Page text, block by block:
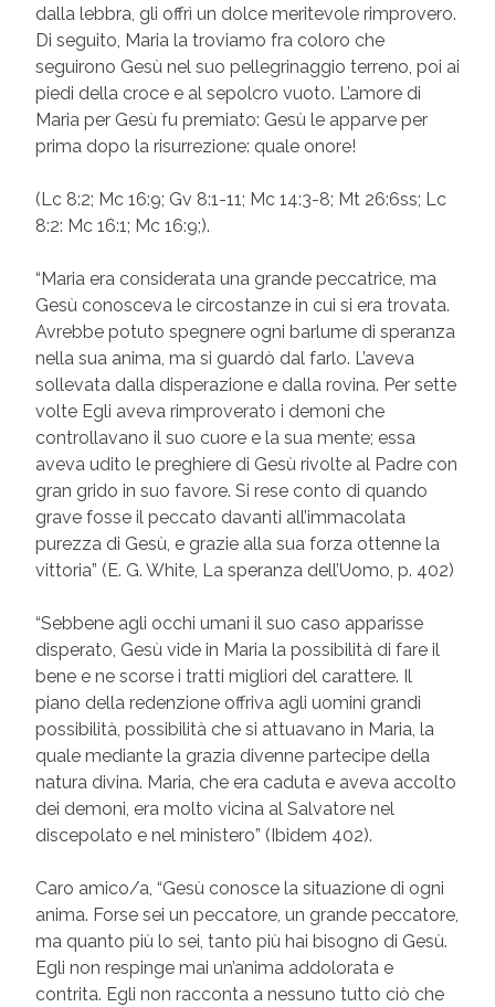
dalla lebbra, gli offrì un dolce meritevole rimprovero.
Di seguito, Maria la troviamo fra coloro che
seguirono Gesù nel suo pellegrinaggio terreno, poi ai
piedi della croce e al sepolcro vuoto. L’amore di
Maria per Gesù fu premiato: Gesù le apparve per
prima dopo la risurrezione: quale onore!
(Lc 8:2; Mc 16:9; Gv 8:1-11; Mc 14:3-8; Mt 26:6ss; Lc
8:2: Mc 16:1; Mc 16:9;).
“Maria era considerata una grande peccatrice, ma
Gesù conosceva le circostanze in cui si era trovata.
Avrebbe potuto spegnere ogni barlume di speranza
nella sua anima, ma si guardò dal farlo. L’aveva
sollevata dalla disperazione e dalla rovina. Per sette
volte Egli aveva rimproverato i demoni che
controllavano il suo cuore e la sua mente; essa
aveva udito le preghiere di Gesù rivolte al Padre con
gran grido in suo favore. Si rese conto di quando
grave fosse il peccato davanti all’immacolata
purezza di Gesù, e grazie alla sua forza ottenne la
vittoria” (E. G. White, La speranza dell’Uomo, p. 402)
“Sebbene agli occhi umani il suo caso apparisse
disperato, Gesù vide in Maria la possibilità di fare il
bene e ne scorse i tratti migliori del carattere. Il
piano della redenzione offriva agli uomini grandi
possibilità, possibilità che si attuavano in Maria, la
quale mediante la grazia divenne partecipe della
natura divina. Maria, che era caduta e aveva accolto
dei demoni, era molto vicina al Salvatore nel
discepolato e nel ministero” (Ibidem 402).
Caro amico/a, “Gesù conosce la situazione di ogni
anima. Forse sei un peccatore, un grande peccatore,
ma quanto più lo sei, tanto più hai bisogno di Gesù.
Egli non respinge mai un’anima addolorata e
contrita. Egli non racconta a nessuno tutto ciò che